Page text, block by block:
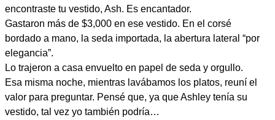
encontraste tu vestido, Ash. Es encantador.
Gastaron más de $3,000 en ese vestido. En el corsé
bordado a mano, la seda importada, la abertura lateral “por
elegancia”.
Lo trajeron a casa envuelto en papel de seda y orgullo.
Esa misma noche, mientras lavábamos los platos, reuní el
valor para preguntar. Pensé que, ya que Ashley tenía su
vestido, tal vez yo también podría…